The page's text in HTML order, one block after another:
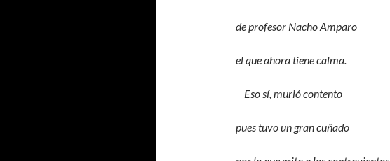
de profesor Nacho Amparo
el que ahora tiene calma.
Eso sí, murió contento
pues tuvo un gran cuñado